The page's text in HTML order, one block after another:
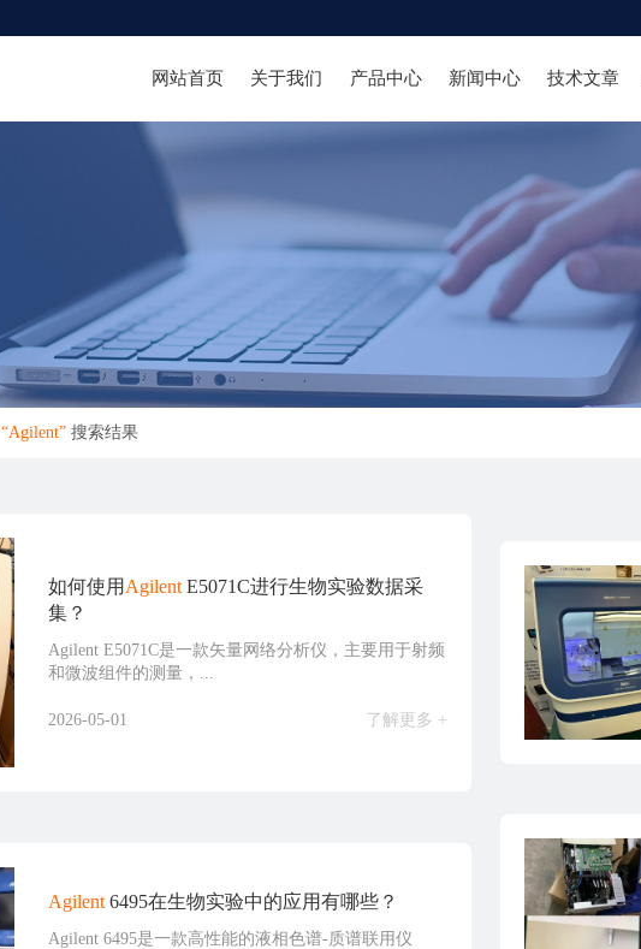
网站首页 关于我们 产品中心 新闻中心 技术文章
“Agilent” 搜索结果
如何使用 Agilent E5071C进行生物实验数据采
集？
Agilent E5071C是一款矢量网络分析仪，主要用于射频
和微波组件的测量，...
2026-05-01 了解更多 +
Agilent 6495在生物实验中的应用有哪些？
Agilent 6495是一款高性能的液相色谱-质谱联用仪